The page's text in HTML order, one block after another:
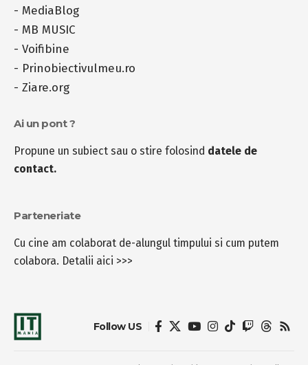
- MediaBlog
- MB MUSIC
- Voifibine
- Prinobiectivulmeu.ro
- Ziare.org
Ai un pont ?
Propune un subiect sau o stire folosind datele de
contact.
Parteneriate
Cu cine am colaborat de-alungul timpului si cum putem
colabora. Detalii aici >>>
Follow US